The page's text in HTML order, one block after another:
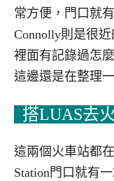
常方便，門口就
Connolly則是很
裡面有記錄過怎
這邊還是在整理一
搭LUAS去
這兩個火車站都
Station門口就有